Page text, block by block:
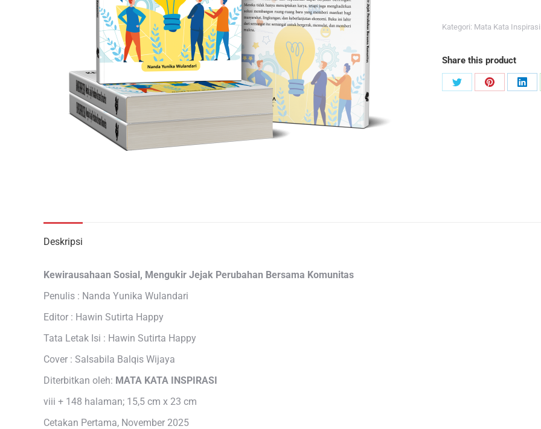
Kategori: Mata Kata Inspirasi
Share this product
Share
Share
Deskripsi
Kewirausahaan Sosial, Mengukir Jejak Perubahan Bersama Komunitas
Penulis : Nanda Yunika Wulandari
Editor : Hawin Sutirta Happy
Tata Letak Isi : Hawin Sutirta Happy
Cover : Salsabila Balqis Wijaya
Diterbitkan oleh: MATA KATA INSPIRASI
viii + 148 halaman; 15,5 cm x 23 cm
Cetakan Pertama, November 2025